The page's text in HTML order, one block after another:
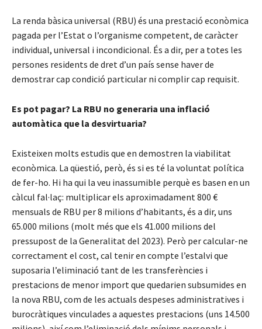
La renda bàsica universal (RBU) és una prestació econòmica
pagada per l’Estat o l’organisme competent, de caràcter
individual, universal i incondicional. És a dir, per a totes les
persones residents de dret d’un país sense haver de
demostrar cap condició particular ni complir cap requisit.
Es pot pagar? La RBU no generaria una inflació
automàtica que la desvirtuaria?
Existeixen molts estudis que en demostren la viabilitat
econòmica. La qüestió, però, és si es té la voluntat política
de fer-ho. Hi ha qui la veu inassumible perquè es basen en un
càlcul fal·laç: multiplicar els aproximadament 800 €
mensuals de RBU per 8 milions d’habitants, és a dir, uns
65.000 milions (molt més que els 41.000 milions del
pressupost de la Generalitat del 2023). Però per calcular-ne
correctament el cost, cal tenir en compte l’estalvi que
suposaria l’eliminació tant de les transferències i
prestacions de menor import que quedarien subsumides en
la nova RBU, com de les actuals despeses administratives i
burocràtiques vinculades a aquestes prestacions (uns 14.500